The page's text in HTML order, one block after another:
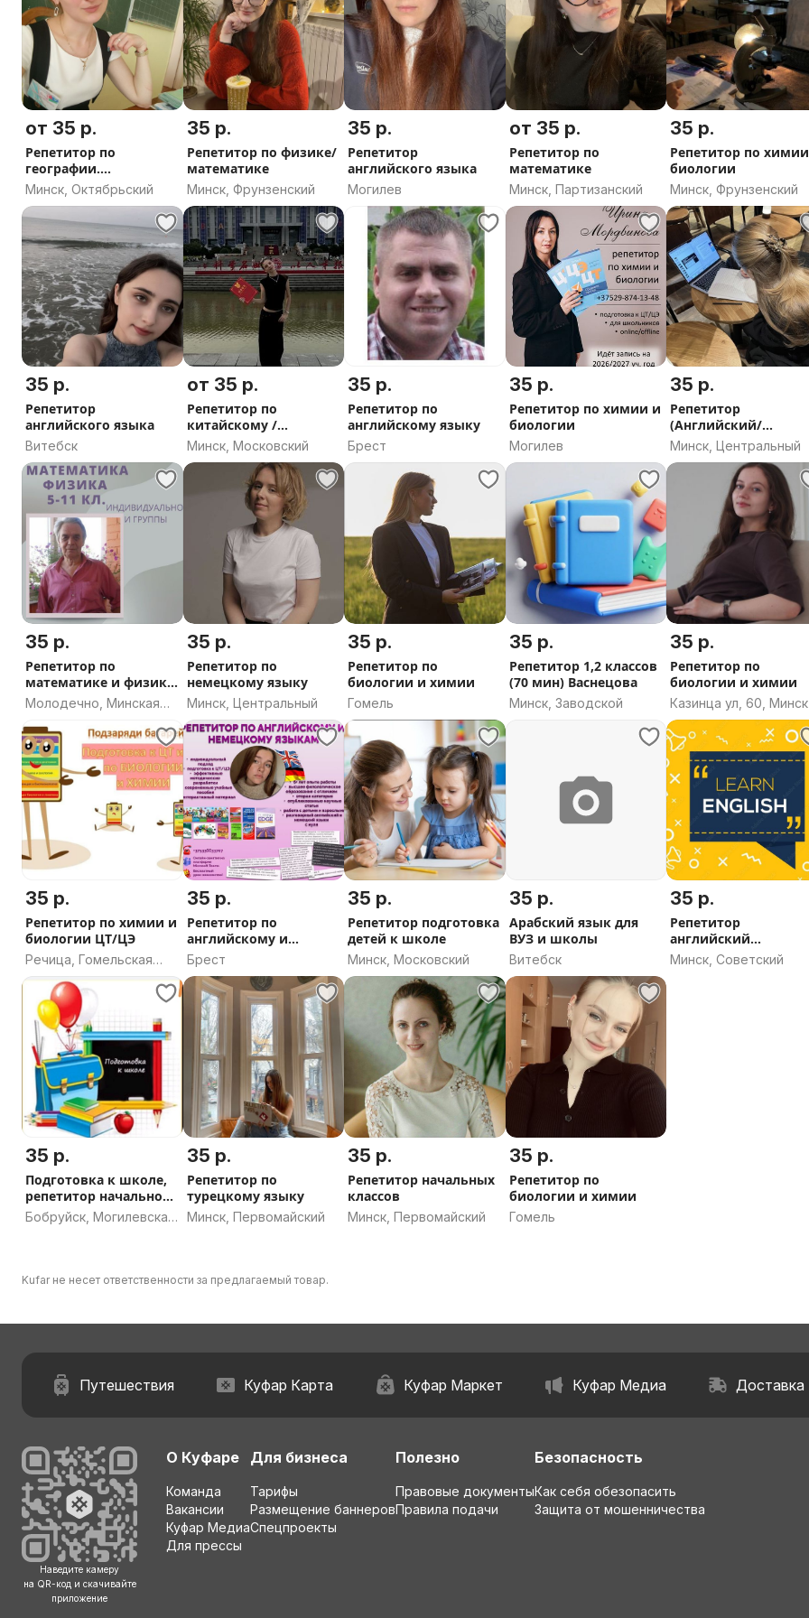
от 35 р.
Репетитор по
географии.
Подготовка к ЦЭ/ЦТ
Минск, Октябрьский
35 р.
Репетитор по физике/
математике
Минск, Фрунзенский
35 р.
Репетитор
английского языка
Могилев
от 35 р.
Репетитор по
математике
Минск, Партизанский
35 р.
Репетитор по
биологии
Минск, Фрунзенский
35 р.
Репетитор
английского языка
Витебск
от 35 р.
Репетитор по
китайскому /
английскому
Минск, Московский
35 р.
Репетитор по
английскому языку
Брест
35 р.
Репетитор по химии и
биологии
Могилев
35 р.
Репетитор
(Английский/
китайский языки)
удаленно
Минск, Центральный
35 р.
Репетитор по
математике и физике.
5 - 11 кл. ЦЭ/ЦТ
Молодечно, Минская
35 р.
Репетитор по
немецкому языку
Минск, Центральный
35 р.
Репетитор по
биологии и химии
Гомель
35 р.
Репетитор 1,2 классов
(70 мин) Васнецова
Минск, Заводской
35 р.
Репетитор по
биологии и химии
Казинца ул, 60, Минск
35 р.
Репетитор по химии и
биологии ЦТ/ЦЭ
Речица, Гомельская
область
35 р.
Репетитор по
английскому и
немецкому языкам
Брест
35 р.
Репетитор подготовка
детей к школе
Минск, Московский
35 р.
Арабский язык для
ВУЗ и школы
Витебск
35 р.
Репетитор
английский
(General&Business
English)
Минск, Советский
35 р.
Подготовка к школе,
репетитор начальной
школы
Бобруйск, Могилевская
35 р.
Репетитор по
турецкому языку
Минск, Первомайский
35 р.
Репетитор начальных
классов
Минск, Первомайский
35 р.
Репетитор по
биологии и химии
Гомель
Kufar не несет ответственности за предлагаемый товар.
Путешествия Куфар Карта Куфар Маркет Куфар Медиа Доставка
Наведите камеру
на QR-код и скачивайте
приложение
О Куфаре
Команда
Вакансии
Куфар Медиа
Для прессы
Для бизнеса
Тарифы
Размещение баннеров
Спецпроекты
Полезно
Правовые документы
Правила подачи
Безопасность
Как себя обезопасить
Защита от мошенничества